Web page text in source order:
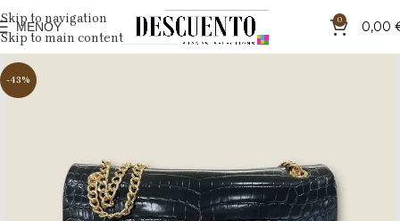
Skip to navigation
Skip to main content
ΜΕΝΟΎ 0 0,00
-43%